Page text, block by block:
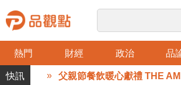
熱門 財經 政治 品
品
觀
父親節餐飲暖心獻禮 THE